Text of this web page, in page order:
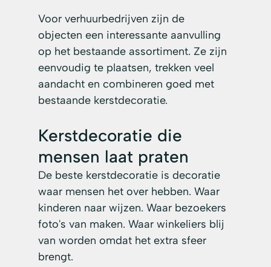
Voor verhuurbedrijven zijn de
objecten een interessante aanvulling
op het bestaande assortiment. Ze zijn
eenvoudig te plaatsen, trekken veel
aandacht en combineren goed met
bestaande kerstdecoratie.
Kerstdecoratie die
mensen laat praten
De beste kerstdecoratie is decoratie
waar mensen het over hebben. Waar
kinderen naar wijzen. Waar bezoekers
foto's van maken. Waar winkeliers blij
van worden omdat het extra sfeer
brengt.